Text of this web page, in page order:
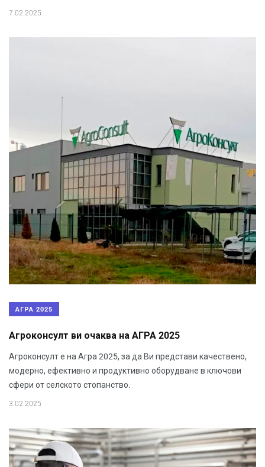
7.02.2025
АГРА 2025
Агроконсулт ви очаква на АГРА 2025
Агроконсулт е на Агра 2025, за да Ви представи качествено,
модерно, ефективно и продуктивно оборудване в ключови
сфери от селското стопанство.
3.02.2025